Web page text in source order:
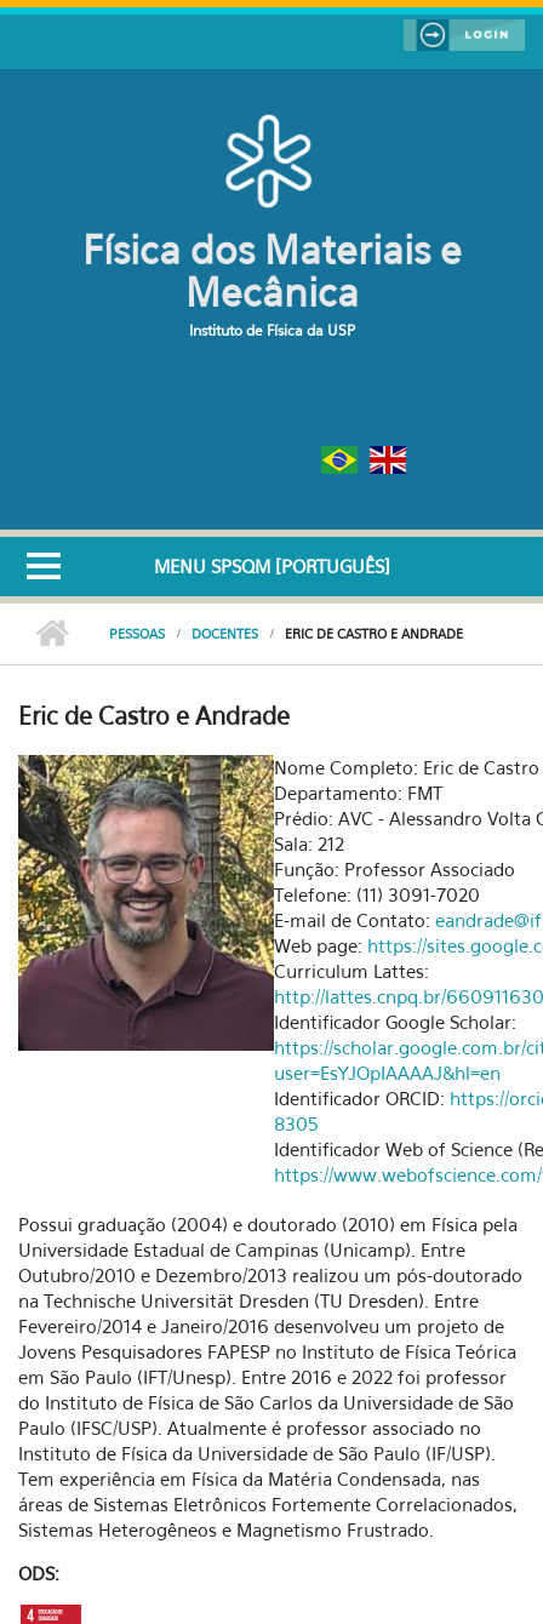
Pular para o conteúdo principal
Física dos Materiais e
Mecânica
Instituto de Física da USP
MENU SPSQM [PORTUGUÊS]
PESSOAS DOCENTES ERIC DE CASTRO E ANDRADE
Eric de Castro e Andrade
Nome Completo: Eric de
Departamento: FMT
Prédio: AVC - Alessandro Volta
Sala: 212
Função: Professor Associado
Telefone: (11) 3091-7020
E-mail de Contato:
Web page: https://
Curriculum Lattes:
http://lattes.cnpq.br/
Identificador Google Scholar:
https://scholar.google.com.br/
user=EsYJOpIAAAAJ&hl=en
Identificador ORCID: https://
8305
Identificador Web of Science
https://
Possui graduação (2004) e doutorado (2010) em Física pela
Universidade Estadual de Campinas (Unicamp). Entre
Outubro/2010 e Dezembro/2013 realizou um pós-doutorado
na Technische Universität Dresden (TU Dresden). Entre
Fevereiro/2014 e Janeiro/2016 desenvolveu um projeto de
Jovens Pesquisadores FAPESP no Instituto de Física Teórica
em São Paulo (IFT/Unesp). Entre 2016 e 2022 foi professor
do Instituto de Física de São Carlos da Universidade de São
Paulo (IFSC/USP). Atualmente é professor associado no
Instituto de Física da Universidade de São Paulo (IF/USP).
Tem experiência em Física da Matéria Condensada, nas
áreas de Sistemas Eletrônicos Fortemente Correlacionados,
Sistemas Heterogêneos e Magnetismo Frustrado.
ODS: